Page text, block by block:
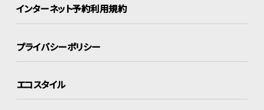
インターネット予約利用規約
プライバシーポリシー
エコスタイル